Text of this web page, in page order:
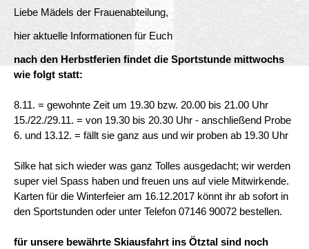
Liebe Mädels der Frauenabteilung,
hier aktuelle Informationen für Euch
nach den Herbstferien findet die Sportstunde mittwochs
wie folgt statt:
8.11. = gewohnte Zeit um 19.30 bzw. 20.00 bis 21.00 Uhr
15./22./29.11. = von 19.30 bis 20.30 Uhr - anschließend Probe
6. und 13.12. = fällt sie ganz aus und wir proben ab 19.30 Uhr
Silke hat sich wieder was ganz Tolles ausgedacht; wir werden
super viel Spass haben und freuen uns auf viele Mitwirkende.
Karten für die Winterfeier am 16.12.2017 könnt ihr ab sofort in
den Sportstunden oder unter Telefon 07146 90072 bestellen.
für unsere bewährte Skiausfahrt ins Ötztal sind noch